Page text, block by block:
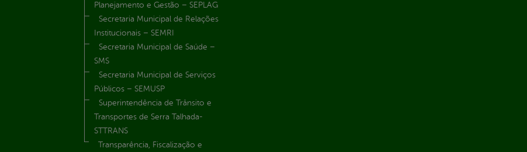
Planejamento e Gestão – SEPLAG
Secretaria Municipal de Relações
Institucionais – SEMRI
Secretaria Municipal de Saúde –
SMS
Secretaria Municipal de Serviços
Públicos – SEMUSP
Superintendência de Trânsito e
Transportes de Serra Talhada-
STTRANS
Transparência, Fiscalização e